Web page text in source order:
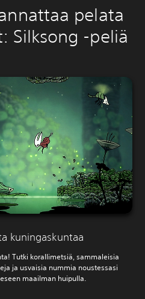
pelata
Silksong -peliä
kuningaskuntaa
Tutki korallimetsiä, sammaleisia
ja usvaisia nummia noustessasi
maailman huipulla.